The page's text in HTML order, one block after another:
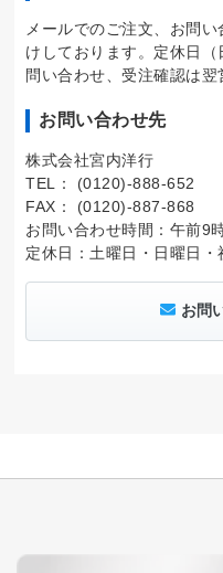
メールでのご注文、お問
けしております。定休日
問い合わせ、受注確認は翌
お問い合わせ先
株式会社宮内洋行
TEL： (0120)-888-652
FAX： (0120)-887-868
お問い合わせ時間：午前9
定休日：土曜日・日曜日・
お問